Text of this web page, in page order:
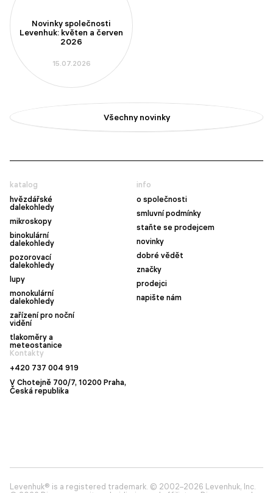
Novinky společnosti
Levenhuk: květen a červen
2026
15.07.2026
Všechny novinky
katalog
hvězdářské
dalekohledy
mikroskopy
binokulární
dalekohledy
pozorovací
dalekohledy
lupy
monokulární
dalekohledy
zařízení pro noční
vidění
tlakoměry a
meteostanice
info
o společnosti
smluvní podmínky
staňte se prodejcem
novinky
dobré vědět
značky
prodejci
napište nám
Kontakty
+420 737 004 919
V Chotejně 700/7, 10200 Praha,
Česká republika
Levenhuk® is a registered trademark. © 2002–2026 Levenhuk, Inc.